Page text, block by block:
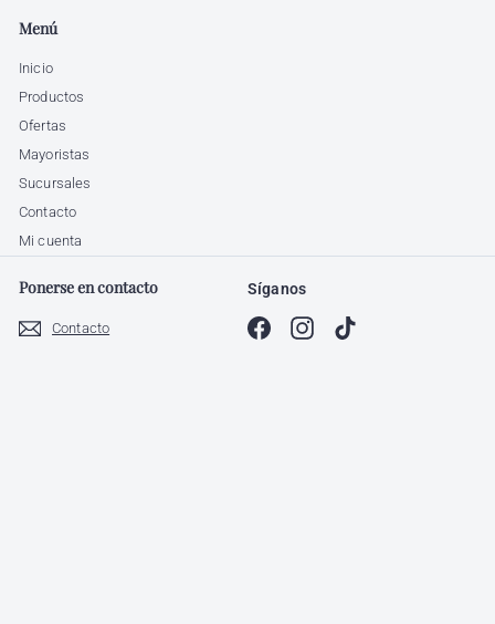
correo
Menú
Inicio
Productos
Ofertas
Mayoristas
Sucursales
Contacto
Mi cuenta
Ponerse en contacto
Contacto
Síganos
FacebookInstagram